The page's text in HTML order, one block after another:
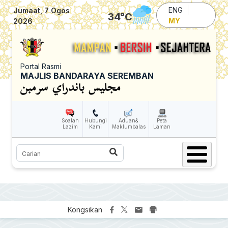
Skip to main content
Jumaat, 7 Ogos
2026
34°C
ENG
MY
Portal Rasmi
MAJLIS BANDARAYA SEREMBAN
Soalan
Lazim
Hubungi
Kami
Aduan&
Maklumbalas
Peta
Laman
Carian
Kongsikan